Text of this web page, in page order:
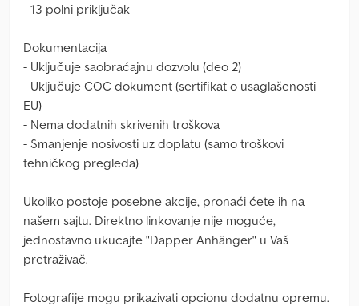
- 13-polni priključak
Dokumentacija
- Uključuje saobraćajnu dozvolu (deo 2)
- Uključuje COC dokument (sertifikat o usaglašenosti
EU)
- Nema dodatnih skrivenih troškova
- Smanjenje nosivosti uz doplatu (samo troškovi
tehničkog pregleda)
Ukoliko postoje posebne akcije, pronaći ćete ih na
našem sajtu. Direktno linkovanje nije moguće,
jednostavno ukucajte "Dapper Anhänger" u Vaš
pretraživač.
Fotografije mogu prikazivati opcionu dodatnu opremu.